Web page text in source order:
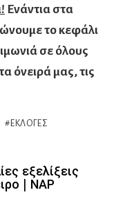
Ενάντια στα
το κεφάλι
σε όλους
όνειρά μας, τις
ΕΚΛΟΓΈΣ
εξελίξεις
| ΝΑΡ